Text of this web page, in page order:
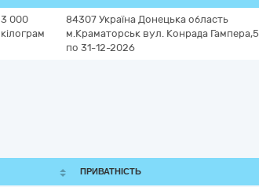
3 000
кілограм
84307 Україна Донецька область
м.Краматорськ вул. Конрада Гампера,5
по 31-12-2026
ПРИВАТНІСТЬ